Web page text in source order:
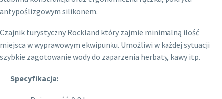
antypoślizgowym silikonem.
Czajnik turystyczny Rockland który zajmie minimalną ilość
miejsca w wyprawowym ekwipunku. Umożliwi w każdej sytuacji
szybkie zagotowanie wody do zaparzenia herbaty, kawy itp.
Specyfikacja: